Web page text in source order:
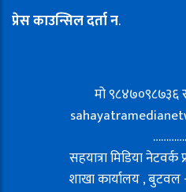
प्रेस काउन्सिल दर्ता न.
मो ९८४७०९८७३६
सहयात्रा मिडिया नेटवर्क
शाखा कार्यालय ,